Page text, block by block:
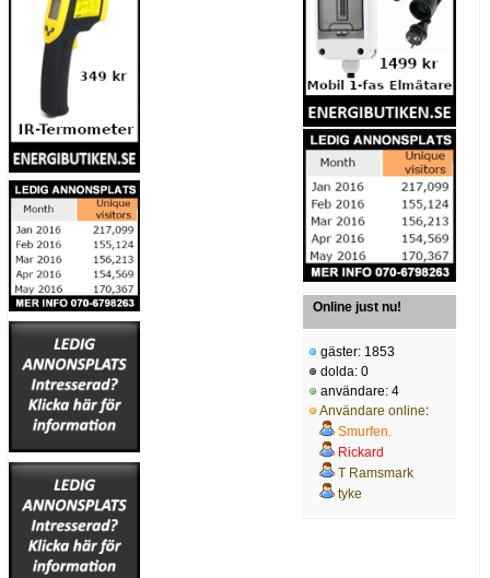
Online just nu!
gäster: 1853
dolda: 0
användare: 4
Användare online:
Smurfen.
Rickard
T Ramsmark
tyke